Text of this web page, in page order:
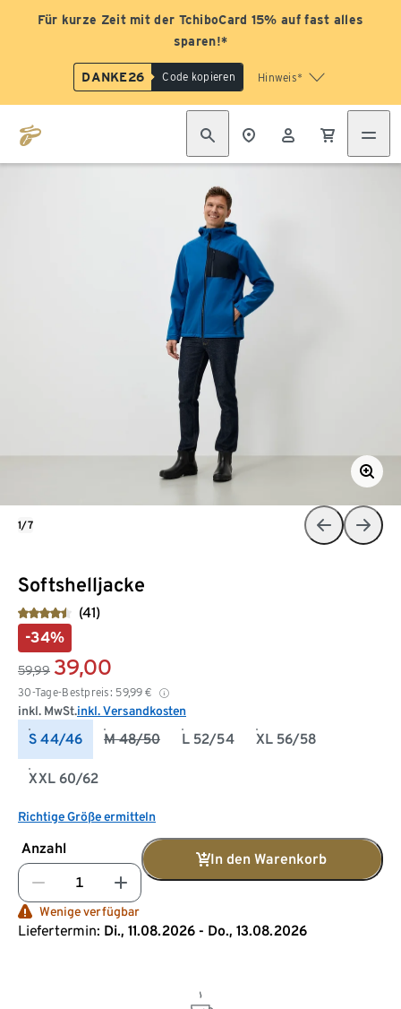
Für kurze Zeit mit der TchiboCard 15% auf fast alles
sparen!*
DANKE26 Code kopieren Hinweis*
Softshelljacke
(41)
-34%
59,99 39,00
30-Tage-Bestpreis: 59,99 €
inkl. MwSt.inkl. Versandkosten
S 44/46 M 48/50 L 52/54 XL 56/58
XXL 60/62
Richtige Größe ermitteln
Anzahl
In den Warenkorb
Wenige verfügbar
Liefertermin: Di., 11.08.2026 - Do., 13.08.2026
1/7